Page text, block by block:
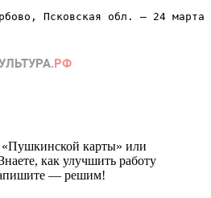
Псковская обл. – 24
карты» или
как улучшить работу
— решим!